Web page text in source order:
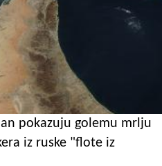
pokazuju golemu mrlju
iz ruske "flote iz